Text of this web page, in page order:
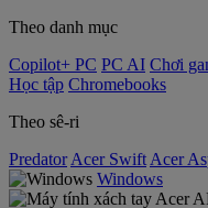
Theo danh mục
Copilot+ PC PC AI Chơi
Học tập Chromebooks
Theo sê-ri
Predator Acer Swift Acer
Windows